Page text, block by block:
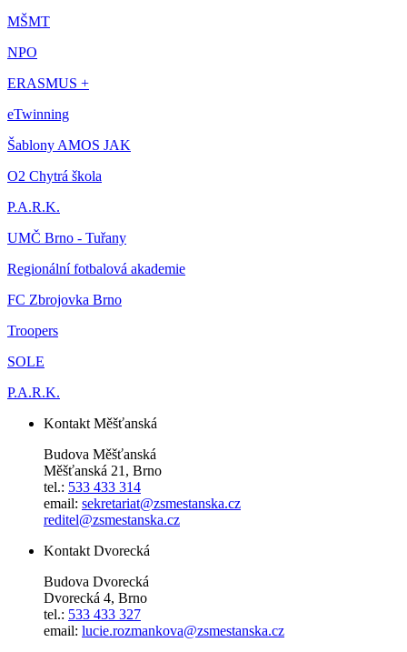
MŠMT
NPO
ERASMUS +
eTwinning
Šablony AMOS JAK
O2 Chytrá škola
P.A.R.K.
UMČ Brno - Tuřany
Regionální fotbalová akademie
FC Zbrojovka Brno
Troopers
SOLE
P.A.R.K.
Kontakt Měšťanská
Budova Měšťanská
Měšťanská 21, Brno
tel.: 533 433 314
email: sekretariat@zsmestanska.cz
reditel@zsmestanska.cz
Kontakt Dvorecká
Budova Dvorecká
Dvorecká 4, Brno
tel.: 533 433 327
email: lucie.rozmankova@zsmestanska.cz